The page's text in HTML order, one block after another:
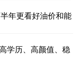
年更看好油价和能
学历、高颜值、稳